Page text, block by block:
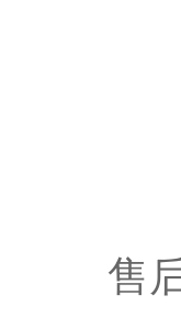
售